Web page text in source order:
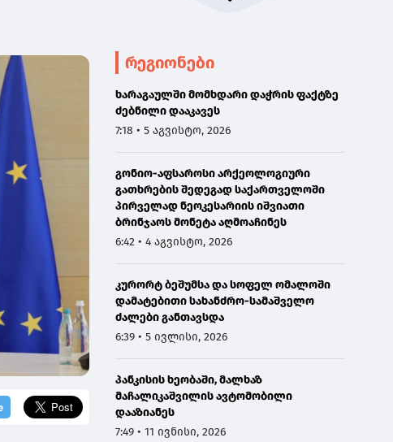
რეგიონები
ხარაგაულში მომხდარი დაჭრის ფაქტზე
ძებნილი დააკავეს
7:18 • 5 აგვისტო, 2026
გონიო-აფსაროსი არქეოლოგიური
გათხრების შედეგად საქართველოში
პირველად ნეოკესარიის იშვიათი
ბრინჯაოს მონეტა აღმოაჩინეს
6:42 • 4 აგვისტო, 2026
კურორტ ბეშუმსა და სოფელ ომალოში
დამატებითი სახანძრო-სამაშველო
ძალები განთავსდა
6:39 • 5 ივლისი, 2026
პანკისის ხეობაში, მალხაზ
მაჩალიკაშვილის ავტომობილი
დააზიანეს
7:49 • 11 ივნისი, 2026